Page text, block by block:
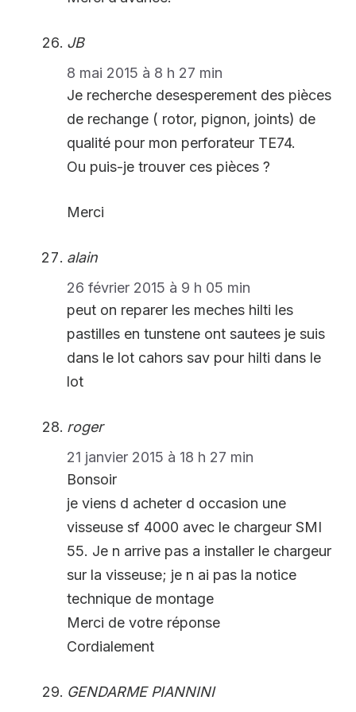
JB
8 mai 2015 à 8 h 27 min
Je recherche desesperement des pièces
de rechange ( rotor, pignon, joints) de
qualité pour mon perforateur TE74.
Ou puis-je trouver ces pièces ?
Merci
alain
26 février 2015 à 9 h 05 min
peut on reparer les meches hilti les
pastilles en tunstene ont sautees je suis
dans le lot cahors sav pour hilti dans le
lot
roger
21 janvier 2015 à 18 h 27 min
Bonsoir
je viens d acheter d occasion une
visseuse sf 4000 avec le chargeur SMI
55. Je n arrive pas a installer le chargeur
sur la visseuse; je n ai pas la notice
technique de montage
Merci de votre réponse
Cordialement
GENDARME PIANNINI